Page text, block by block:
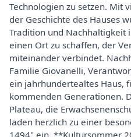
Technologien zu setzen. Mit
der Geschichte des Hauses
Tradition und Nachhaltigkeit
einen Ort zu schaffen, der
miteinander verbindet.
Familie Giovanelli,
ein jahrhundertealtes Haus,
kommenden Generationen.
Plateau, die
laden herzlich zu einer
1494" ein. **Kultursommer